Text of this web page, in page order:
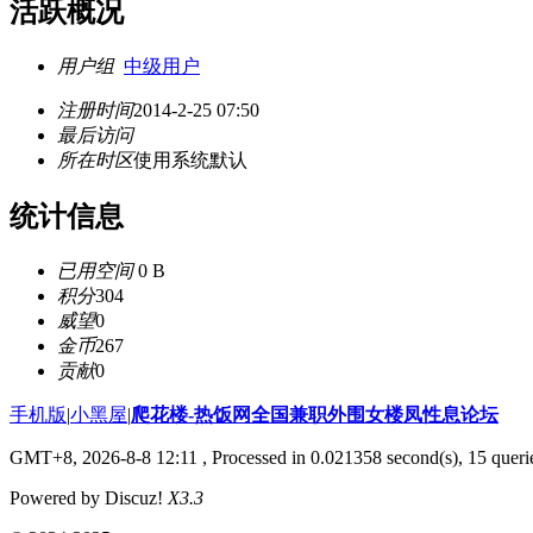
活跃概况
用户组 中级用户
注册时间2014-2-25 07:50
最后访问
所在时区使用系统默认
统计信息
已用空间0 B
积分304
威望0
金币267
贡献0
手机版|小黑屋|爬花楼-热饭网全国兼职外围女楼凤性息论坛
GMT+8, 2026-8-8 12:11 , Processed in 0.021358 second(s), 15
Powered by Discuz! X3.3